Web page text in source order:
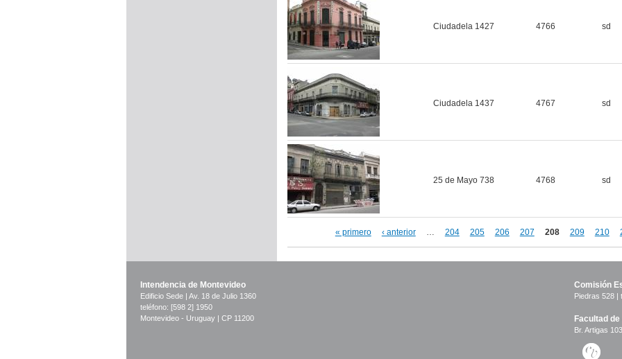
Ciudadela 1427 4766 sd
Ciudadela 1437 4767 sd
25 de Mayo 738 4768 sd
Páginas
« primero ‹ anterior … 204 205 206 207 208 209 210
Intendencia de Montevideo
Edificio Sede | Av. 18 de Julio 1360
teléfono: [598 2] 1950
Montevideo - Uruguay | CP 11200
Comisión
Piedras 528 |
Facultad
Br. Artigas